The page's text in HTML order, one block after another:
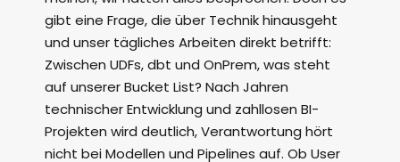
gibt eine Frage, die über Technik hinausgeht
und unser tägliches Arbeiten direkt betrifft:
Zwischen UDFs, dbt und OnPrem, was steht
auf unserer Bucket List? Nach Jahren
technischer Entwicklung und zahllosen BI-
Projekten wird deutlich, Verantwortung hört
nicht bei Modellen und Pipelines auf. Ob User